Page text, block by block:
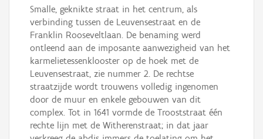
Smalle, geknikte straat in het centrum, als
verbinding tussen de Leuvensestraat en de
Franklin Rooseveltlaan. De benaming werd
ontleend aan de imposante aanwezigheid van het
karmelietessenklooster op de hoek met de
Leuvensestraat, zie nummer 2. De rechtse
straatzijde wordt trouwens volledig ingenomen
door de muur en enkele gebouwen van dit
complex. Tot in 1641 vormde de Trooststraat één
rechte lijn met de Witherenstraat; in dat jaar